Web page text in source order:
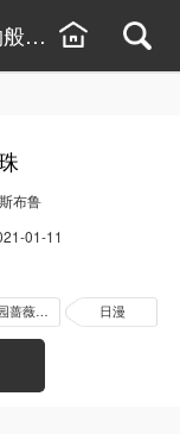
的玻璃珠漫画
布鲁
01-11
蔷薇漫画 日漫